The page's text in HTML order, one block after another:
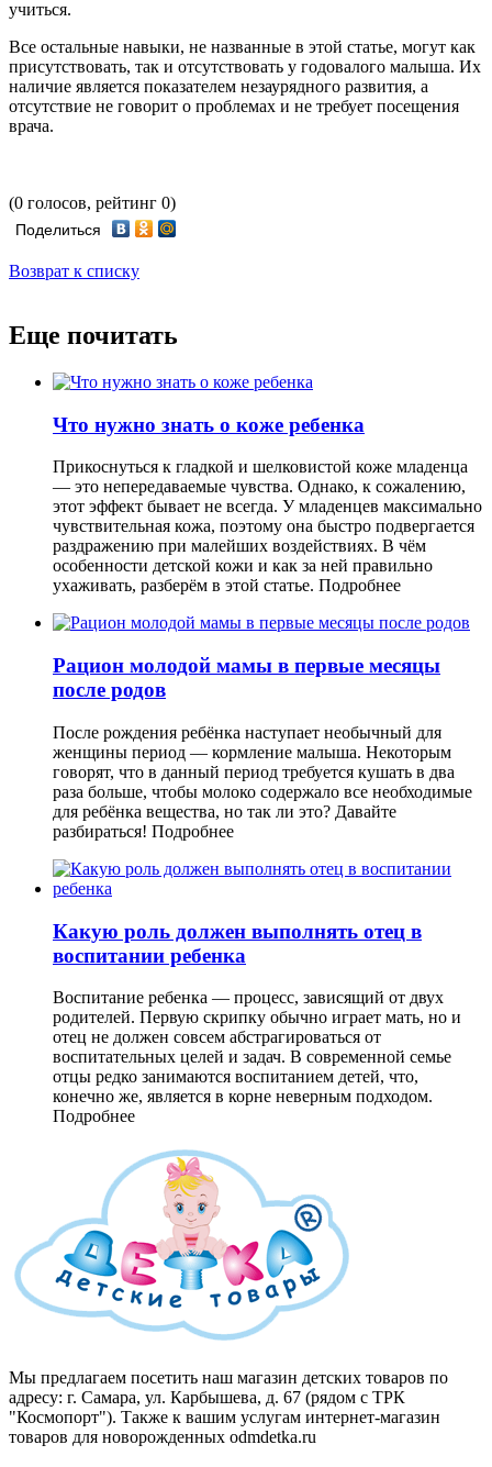
учиться.
Все остальные навыки, не названные в этой статье, могут как
присутствовать, так и отсутствовать у годовалого малыша. Их
наличие является показателем незаурядного развития, а
отсутствие не говорит о проблемах и не требует посещения
врача.
(0 голосов, рейтинг 0)
Поделиться
Возврат к списку
Еще почитать
Что нужно знать о коже ребенка
Прикоснуться к гладкой и шелковистой коже младенца
— это непередаваемые чувства. Однако, к сожалению,
этот эффект бывает не всегда. У младенцев максимально
чувствительная кожа, поэтому она быстро подвергается
раздражению при малейших воздействиях. В чём
особенности детской кожи и как за ней правильно
ухаживать, разберём в этой статье. Подробнее
Рацион молодой мамы в первые месяцы
после родов
После рождения ребёнка наступает необычный для
женщины период — кормление малыша. Некоторым
говорят, что в данный период требуется кушать в два
раза больше, чтобы молоко содержало все необходимые
для ребёнка вещества, но так ли это? Давайте
разбираться! Подробнее
Какую роль должен выполнять отец в
воспитании ребенка
Воспитание ребенка — процесс, зависящий от двух
родителей. Первую скрипку обычно играет мать, но и
отец не должен совсем абстрагироваться от
воспитательных целей и задач. В современной семье
отцы редко занимаются воспитанием детей, что,
конечно же, является в корне неверным подходом.
Подробнее
Мы предлагаем посетить наш магазин детских товаров по
адресу: г. Самара, ул. Карбышева, д. 67 (рядом с ТРК
"Космопорт"). Также к вашим услугам интернет-магазин
товаров для новорожденных odmdetka.ru